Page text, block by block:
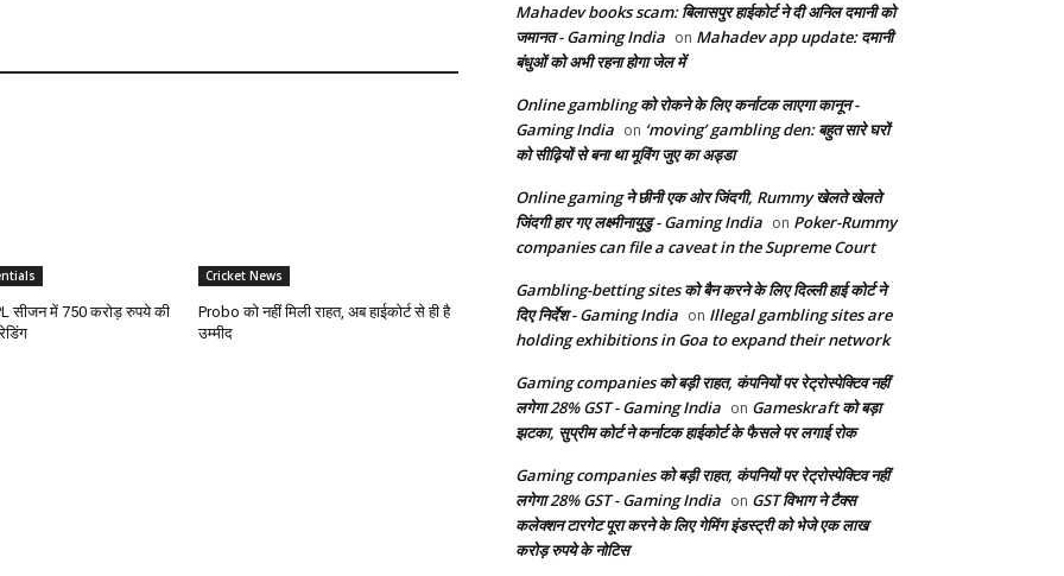
सीजन में 750 करोड़ रुपये की
Cricket News
Probo को नहीं मिली राहत, अब हाईकोर्ट से ही है
उम्मीद
Mahadev books scam: बिलासपुर हाईकोर्ट ने दी अनिल दमानी को
जमानत - Gaming India on Mahadev app update: दमानी
बंधुओं को अभी रहना होगा जेल में
Online gambling को रोकने के लिए कर्नाटक लाएगा कानून -
Gaming India on ‘moving’ gambling den: बहुत सारे घरों
को सीढ़ियों से बना था मूविंग जुए का अड्डा
Online gaming ने छीनी एक ओर जिंदगी, Rummy खेलते खेलते
जिंदगी हार गए लक्ष्मीनायुडु - Gaming India on Poker-Rummy
companies can file a caveat in the Supreme Court
Gambling-betting sites को बैन करने के लिए दिल्ली हाई कोर्ट ने
दिए निर्देश - Gaming India on Illegal gambling sites are
holding exhibitions in Goa to expand their network
Gaming companies को बड़ी राहत, कंपनियों पर रेट्रोस्पेक्टिव नहीं
लगेगा 28% GST - Gaming India on Gameskraft को बड़ा
झटका, सुप्रीम कोर्ट ने कर्नाटक हाईकोर्ट के फैसले पर लगाई रोक
Gaming companies को बड़ी राहत, कंपनियों पर रेट्रोस्पेक्टिव नहीं
लगेगा 28% GST - Gaming India on GST विभाग ने टैक्स
कलेक्शन टारगेट पूरा करने के लिए गेमिंग इंडस्ट्री को भेजे एक लाख
करोड़ रुपये के नोटिस